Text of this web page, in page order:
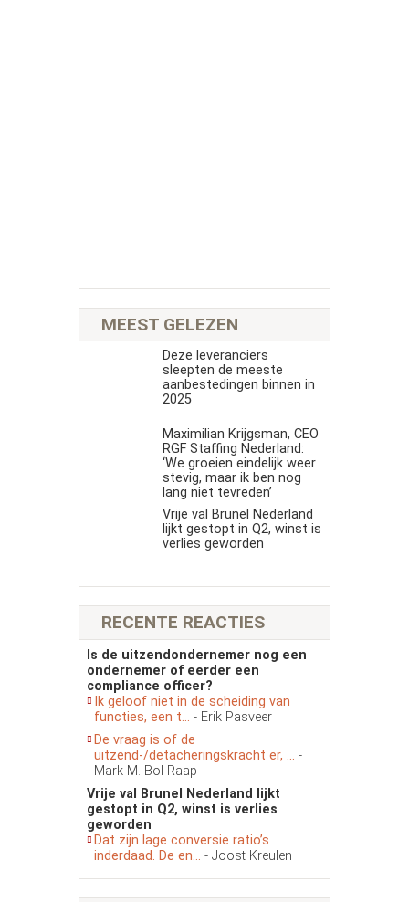
MEEST GELEZEN
Deze leveranciers
sleepten de meeste
aanbestedingen binnen in
2025
Maximilian Krijgsman, CEO
RGF Staffing Nederland:
‘We groeien eindelijk weer
stevig, maar ik ben nog
lang niet tevreden’
Vrije val Brunel Nederland
lijkt gestopt in Q2, winst is
verlies geworden
RECENTE REACTIES
Is de uitzendondernemer nog een
ondernemer of eerder een
compliance officer?
Ik geloof niet in de scheiding van
functies, een t... - Erik Pasveer
De vraag is of de
uitzend-/detacheringskracht er, ... -
Mark M. Bol Raap
Vrije val Brunel Nederland lijkt
gestopt in Q2, winst is verlies
geworden
Dat zijn lage conversie ratio’s
inderdaad. De en... - Joost Kreulen